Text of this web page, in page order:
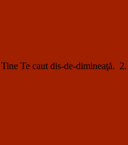
Te caut dis-de-dimineaţă. 2.